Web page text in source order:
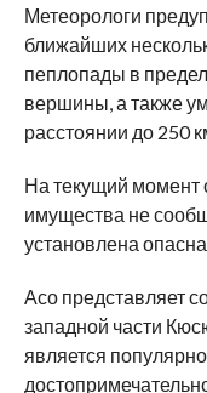
Метеорологи
ближайших
пеплопады в
вершины, а также
расстоянии до 250
На текущий момент
имущества не
установлена
Асо представляет
западной части
является